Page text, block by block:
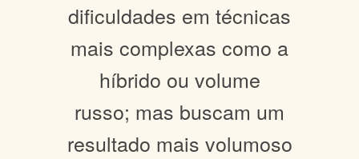
dificuldades em técnicas
mais complexas como a
híbrido ou volume
russo; mas buscam um
resultado mais volumoso